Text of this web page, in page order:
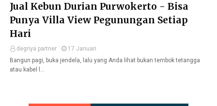
Jual Kebun Durian Purwokerto - Bisa
Punya Villa View Pegunungan Setiap
Hari
degriya partner
17 Januari
Bangun pagi, buka jendela, lalu yang Anda lihat bukan tembok tetangga
atau kabel l…